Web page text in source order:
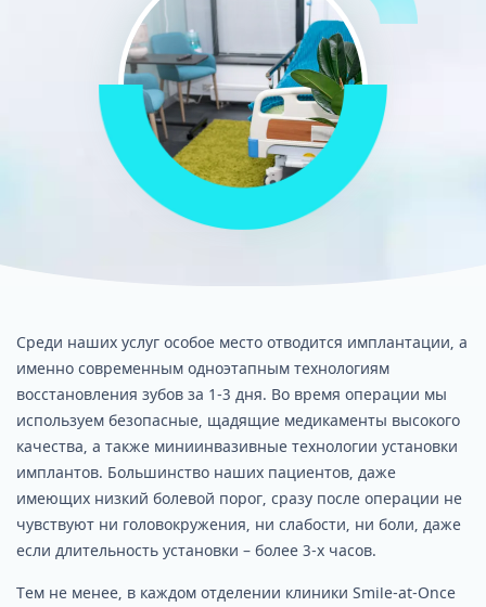
Среди наших услуг особое место отводится имплантации, а
именно современным одноэтапным технологиям
восстановления зубов за 1-3 дня. Во время операции мы
используем безопасные, щадящие медикаменты высокого
качества, а также миниинвазивные технологии установки
имплантов. Большинство наших пациентов, даже
имеющих низкий болевой порог, сразу после операции не
чувствуют ни головокружения, ни слабости, ни боли, даже
если длительность установки – более 3-х часов.
Тем не менее, в каждом отделении клиники Smile-at-Once